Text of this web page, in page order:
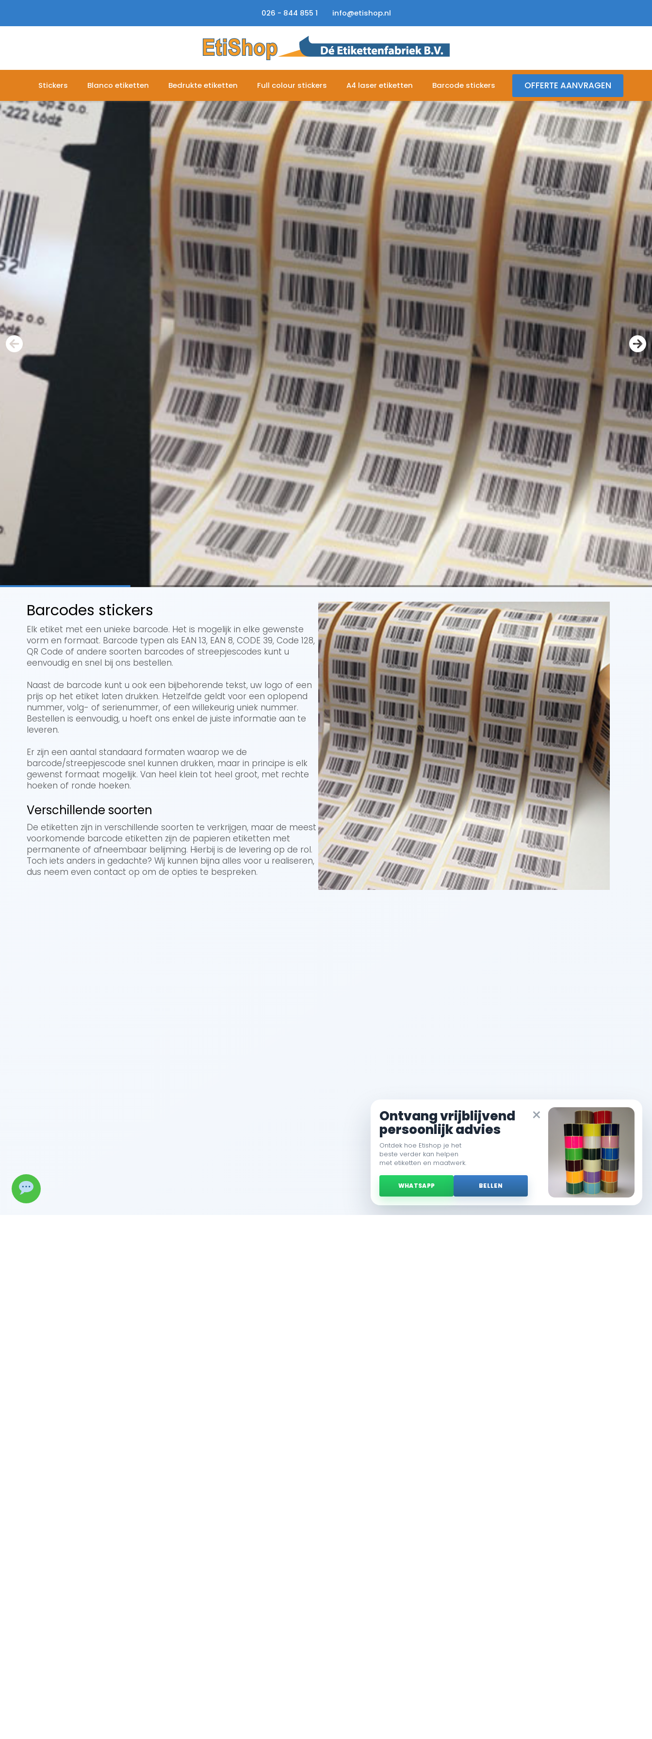
026 - 844 855 1 info@etishop.nl
Stickers Blanco etiketten Bedrukte etiketten Full colour stickers A4 laser etiketten Barcode stickers OFFERTE AANVRAGEN
Barcodes stickers
Elk etiket met een unieke barcode. Het is mogelijk in elke gewenste
vorm en formaat. Barcode typen als EAN 13, EAN 8, CODE 39, Code 128,
QR Code of andere soorten barcodes of streepjescodes kunt u
eenvoudig en snel bij ons bestellen.
Naast de barcode kunt u ook een bijbehorende tekst, uw logo of een
prijs op het etiket laten drukken. Hetzelfde geldt voor een oplopend
nummer, volg- of serienummer, of een willekeurig uniek nummer.
Bestellen is eenvoudig, u hoeft ons enkel de juiste informatie aan te
leveren.
Er zijn een aantal standaard formaten waarop we de
barcode/streepjescode snel kunnen drukken, maar in principe is elk
gewenst formaat mogelijk. Van heel klein tot heel groot, met rechte
hoeken of ronde hoeken.
Verschillende soorten
De etiketten zijn in verschillende soorten te verkrijgen, maar de meest
voorkomende barcode etiketten zijn de papieren etiketten met
permanente of afneembaar belijming. Hierbij is de levering op de rol.
Toch iets anders in gedachte? Wij kunnen bijna alles voor u realiseren,
dus neem even contact op om de opties te bespreken.
×
Ontvang vrijblijvend
persoonlijk advies
Ontdek hoe Etishop je het
beste verder kan helpen
met etiketten en maatwerk.
WHATSAPP BELLEN